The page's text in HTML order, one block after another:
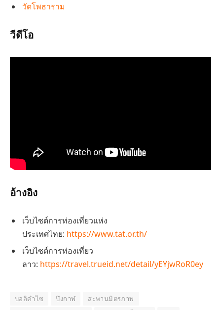
วัดโพธาราม
วีดีโอ
อ้างอิง
เว็บไซต์การท่องเที่ยวแห่ง
ประเทศไทย: https://www.tat.or.th/
เว็บไซต์การท่องเที่ยว
ลาว: https://travel.trueid.net/detail/yEYjwRoR0ey
บอลิคำไซ บึงกาฬ
สะพานมิตรภาพ